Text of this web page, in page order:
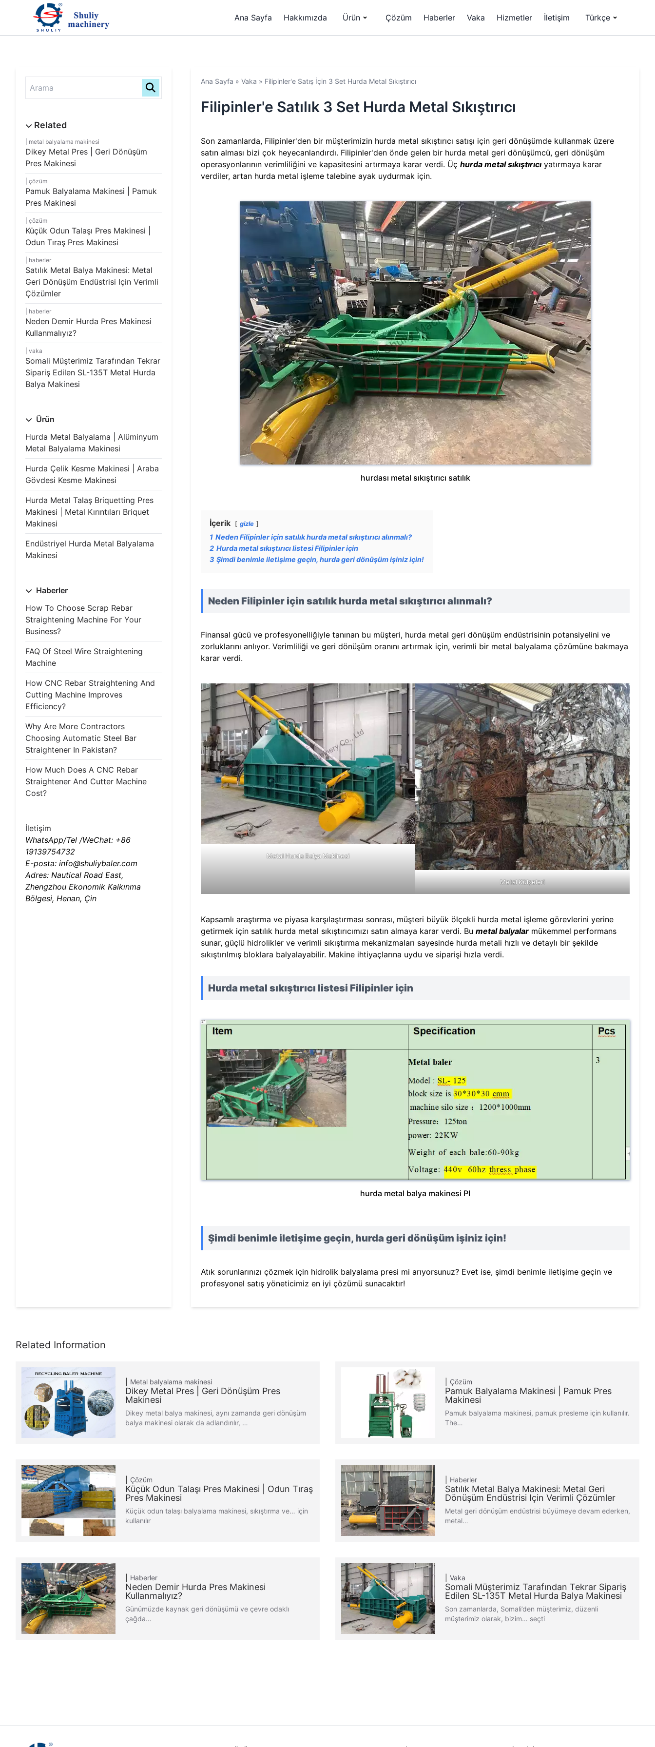
Ana Sayfa Hakkımızda Ürün Çözüm Haberler Vaka Hizmetler İletişim Türkçe
metal balyalama makinesi
Dikey Metal Pres | Geri Dönüşüm
Pres Makinesi
çözüm
Pamuk Balyalama Makinesi | Pamuk
Pres Makinesi
çözüm
Küçük Odun Talaşı Pres Makinesi |
Odun Tıraş Pres Makinesi
haberler
Satılık Metal Balya Makinesi: Metal
Geri Dönüşüm Endüstrisi Için Verimli
Çözümler
haberler
Neden Demir Hurda Pres Makinesi
Kullanmalıyız?
vaka
Somali Müşterimiz Tarafından Tekrar
Sipariş Edilen SL-135T Metal Hurda
Balya Makinesi
Ürün
Hurda Metal Balyalama | Alüminyum
Metal Balyalama Makinesi
Hurda Çelik Kesme Makinesi | Araba
Gövdesi Kesme Makinesi
Hurda Metal Talaş Briquetting Pres
Makinesi | Metal Kırıntıları Briquet
Makinesi
Endüstriyel Hurda Metal Balyalama
Makinesi
Haberler
How To Choose Scrap Rebar
Straightening Machine For Your
Business?
FAQ Of Steel Wire Straightening
Machine
How CNC Rebar Straightening And
Cutting Machine Improves
Efficiency?
Why Are More Contractors
Choosing Automatic Steel Bar
Straightener In Pakistan?
How Much Does A CNC Rebar
Straightener And Cutter Machine
Cost?
İletişim
WhatsApp/Tel /WeChat: +86
19139754732
E-posta: info@shuliybaler.com
Adres: Nautical Road East,
Zhengzhou Ekonomik Kalkınma
Bölgesi, Henan, Çin
Ana Sayfa » Vaka » Filipinler'e Satış İçin 3 Set Hurda Metal Sıkıştırıcı
Filipinler'e Satılık 3 Set Hurda Metal Sıkıştırıcı
Son zamanlarda, Filipinler'den bir müşterimizin hurda metal sıkıştırıcı satışı için geri dönüşümde kullanmak üzere
satın alması bizi çok heyecanlandırdı. Filipinler'den önde gelen bir hurda metal geri dönüşümcü, geri dönüşüm
operasyonlarının verimliliğini ve kapasitesini artırmaya karar verdi. Üç hurda metal sıkıştırıcı yatırmaya karar
verdiler, artan hurda metal işleme talebine ayak uydurmak için.
hurdası metal sıkıştırıcı satılık
İçerik gizle
1 Neden Filipinler için satılık hurda metal sıkıştırıcı alınmalı?
2 Hurda metal sıkıştırıcı listesi Filipinler için
3 Şimdi benimle iletişime geçin, hurda geri dönüşüm işiniz için!
Neden Filipinler için satılık hurda metal sıkıştırıcı alınmalı?
Finansal gücü ve profesyonelliğiyle tanınan bu müşteri, hurda metal geri dönüşüm endüstrisinin potansiyelini ve
zorluklarını anlıyor. Verimliliği ve geri dönüşüm oranını artırmak için, verimli bir metal balyalama çözümüne bakmaya
karar verdi.
Metal Hurda Balya Makinesi
Metal Külçeleri
Kapsamlı araştırma ve piyasa karşılaştırması sonrası, müşteri büyük ölçekli hurda metal işleme görevlerini yerine
getirmek için satılık hurda metal sıkıştırıcımızı satın almaya karar verdi. Bu metal balyalar mükemmel performans
sunar, güçlü hidrolikler ve verimli sıkıştırma mekanizmaları sayesinde hurda metali hızlı ve detaylı bir şekilde
sıkıştırılmış bloklara balyalayabilir. Makine ihtiyaçlarına uydu ve siparişi hızla verdi.
Hurda metal sıkıştırıcı listesi Filipinler için
hurda metal balya makinesi PI
Şimdi benimle iletişime geçin, hurda geri dönüşüm işiniz için!
Atık sorunlarınızı çözmek için hidrolik balyalama presi mi arıyorsunuz? Evet ise, şimdi benimle iletişime geçin ve
profesyonel satış yöneticimiz en iyi çözümü sunacaktır!
Metal balyalama makinesi
Dikey Metal Pres | Geri Dönüşüm Pres
Makinesi
Dikey metal balya makinesi, aynı zamanda geri dönüşüm
balya makinesi olarak da adlandırılır, …
Çözüm
Pamuk Balyalama Makinesi | Pamuk Pres
Makinesi
Pamuk balyalama makinesi, pamuk presleme için kullanılır.
The…
Çözüm
Küçük Odun Talaşı Pres Makinesi | Odun Tıraş
Pres Makinesi
Küçük odun talaşı balyalama makinesi, sıkıştırma ve… için
kullanılır
Haberler
Satılık Metal Balya Makinesi: Metal Geri
Dönüşüm Endüstrisi Için Verimli Çözümler
Metal geri dönüşüm endüstrisi büyümeye devam ederken,
metal…
Haberler
Neden Demir Hurda Pres Makinesi
Kullanmalıyız?
Günümüzde kaynak geri dönüşümü ve çevre odaklı
çağda…
Vaka
Somali Müşterimiz Tarafından Tekrar Sipariş
Edilen SL-135T Metal Hurda Balya Makinesi
Son zamanlarda, Somali’den müşterimiz, düzenli
müşterimiz olarak, bizim… seçti